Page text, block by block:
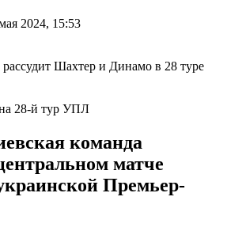
2024, 15:53
28-й тур УПЛ
команда
матче
Премьер-